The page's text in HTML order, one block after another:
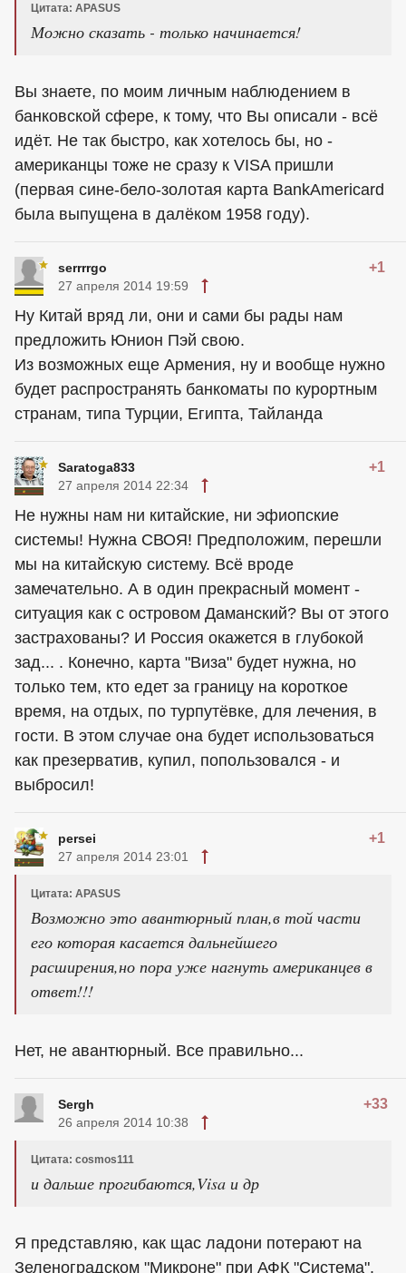
Цитата: APASUS
Можно сказать - только начинается!
Вы знаете, по моим личным наблюдением в
банковской сфере, к тому, что Вы описали - всё
идёт. Не так быстро, как хотелось бы, но -
американцы тоже не сразу к VISA пришли
(первая сине-бело-золотая карта BankAmericard
была выпущена в далёком 1958 году).
serrrrgo +1
27 апреля 2014 19:59
Ну Китай вряд ли, они и сами бы рады нам
предложить Юнион Пэй свою.
Из возможных еще Армения, ну и вообще нужно
будет распространять банкоматы по курортным
странам, типа Турции, Египта, Тайланда
Saratoga833 +1
27 апреля 2014 22:34
Не нужны нам ни китайские, ни эфиопские
системы! Нужна СВОЯ! Предположим, перешли
мы на китайскую систему. Всё вроде
замечательно. А в один прекрасный момент -
ситуация как с островом Даманский? Вы от этого
застрахованы? И Россия окажется в глубокой
зад... . Конечно, карта "Виза" будет нужна, но
только тем, кто едет за границу на короткое
время, на отдых, по турпутёвке, для лечения, в
гости. В этом случае она будет использоваться
как презерватив, купил, попользовался - и
выбросил!
persei +1
27 апреля 2014 23:01
Цитата: APASUS
Возможно это авантюрный план,в той части
его которая касается дальнейшего
расширения,но пора уже нагнуть американцев в
ответ!!!
Нет, не авантюрный. Все правильно...
Sergh +33
26 апреля 2014 10:38
Цитата: cosmos111
и дальше прогибаются,Visa и др
Я представляю, как щас ладони потерают на
Зеленоградском "Микроне" при АФК "Система".